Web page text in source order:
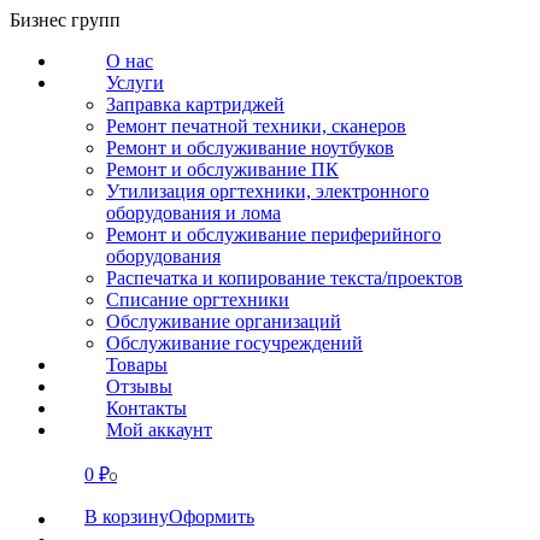
Перейти
содержанию
Бизнес групп
О нас
Услуги
Заправка картриджей
Ремонт печатной техники, сканеров
Ремонт и обслуживание ноутбуков
Ремонт и обслуживание ПК
Утилизация оргтехники, электронного
оборудования и лома
Ремонт и обслуживание периферийного
оборудования
Распечатка и копирование текста/проектов
Списание оргтехники
Обслуживание организаций
Обслуживание госучреждений
Товары
Отзывы
Контакты
Мой аккаунт
0 ₽0
В корзинуОформить
СВЯЗАТЬСЯ
О нас